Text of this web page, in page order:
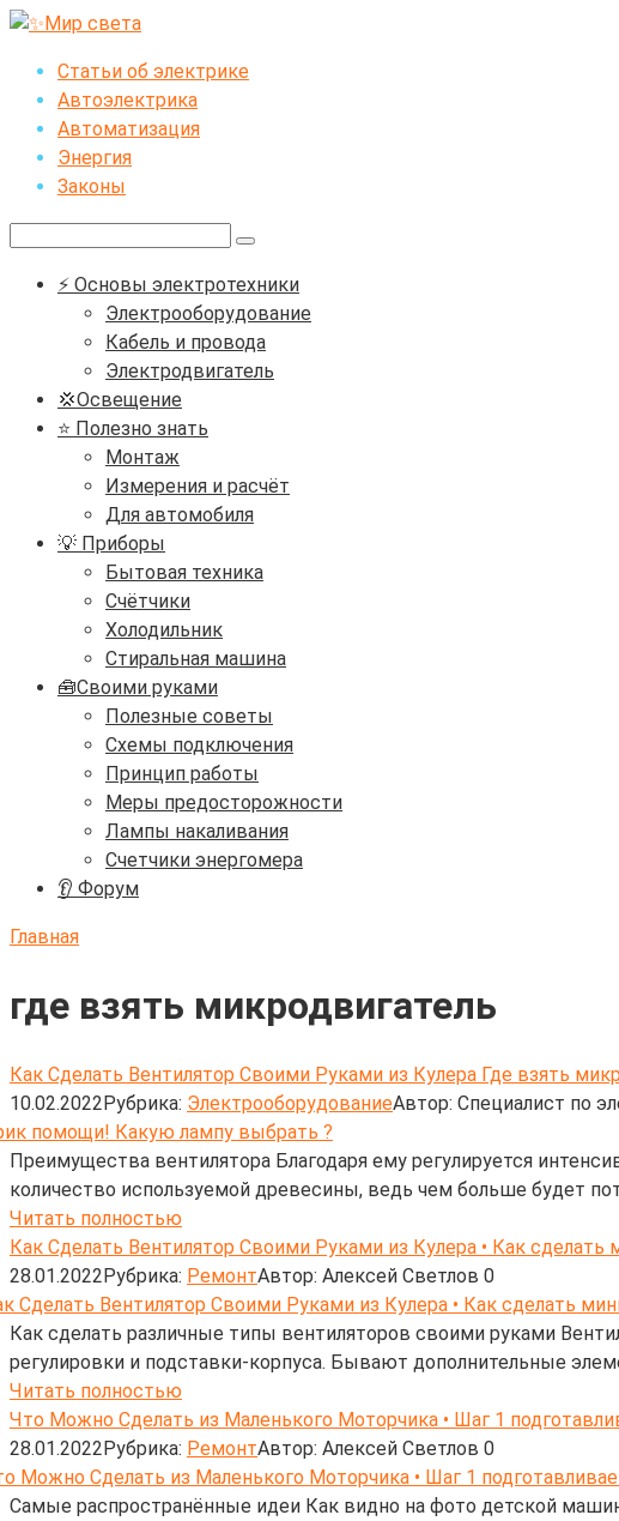
Перейти
контентуСтатьи об электрике
Автоэлектрика
Автоматизация
Энергия
Законы
⚡ Основы электротехники
Электрооборудование
Кабель и провода
Электродвигатель
💢Освещение
⭐ Полезно знать
Монтаж
Измерения и расчёт
Для автомобиля
💡 Приборы
Бытовая техника
Счётчики
Холодильник
Стиральная машина
🧰Своими руками
Полезные советы
Схемы подключения
Принцип работы
Меры предосторожности
Лампы накаливания
Счетчики энергомера
👂 Форум
Главная
где взять микродвигатель
Как Сделать Вентилятор Своими Руками из Кулера Где взять
10.02.2022Рубрика: ЭлектрооборудованиеАвтор: Cпециалист по
Преимущества вентилятора Благодаря ему регулируется
количество используемой древесины, ведь чем больше будет
Читать полностью
Как Сделать Вентилятор Своими Руками из Кулера • Как сделать
28.01.2022Рубрика: РемонтАвтор: Алексей Светлов 0
Как сделать различные типы вентиляторов своими руками
регулировки и подставки-корпуса. Бывают дополнительные
Читать полностью
Что Можно Сделать из Маленького Моторчика • Шаг 1
28.01.2022Рубрика: РемонтАвтор: Алексей Светлов 0
Самые распространённые идеи Как видно на фото детской